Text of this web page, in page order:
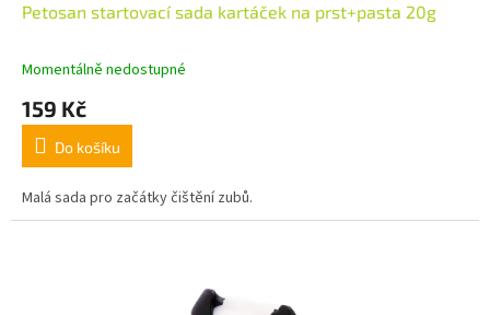
Petosan startovací sada kartáček na prst+pasta 20g
Momentálně nedostupné
159 Kč
Do košíku
Malá sada pro začátky čištění zubů.